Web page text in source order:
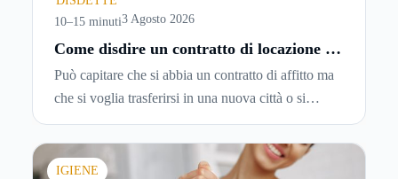
10–15 minuti3 Agosto 2026
Come disdire un contratto di locazione in
modo corretto ed efficace
Può capitare che si abbia un contratto di affitto ma
che si voglia trasferirsi in una nuova città o si
abbiano problemi a pagare il canone, per cui si
comincia a cercare un’altra abitazione: è legittimo
chiedersi se è possibile
disdire il contratto di
IGIENE